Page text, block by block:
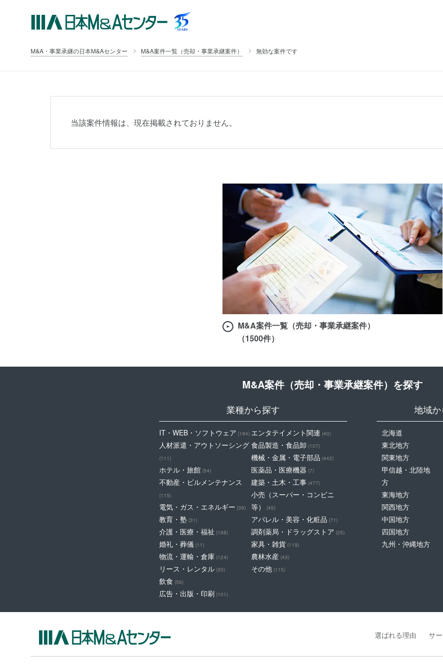
M&A・事業承継の日本M&Aセンター M&A案件一覧（売却・事業承継案件） 無効な案件です
当該案件情報は、現在掲載されておりません。
M&A案件一覧（売却・事業承継案件）
（1500件）
M&A案件（売却・事業承継案件）を探す
業種から探す
IT・WEB・ソフトウェア (184)
人材派遣・アウトソーシング
(111)
ホテル・旅館 (54)
不動産・ビルメンテナンス
(115)
電気・ガス・エネルギー (39)
教育・塾 (31)
介護・医療・福祉 (168)
婚礼・葬儀 (11)
物流・運輸・倉庫 (124)
リース・レンタル (30)
飲食 (56)
広告・出版・印刷 (101)
エンタテイメント関連 (40)
食品製造・食品卸 (107)
機械・金属・電子部品 (442)
医薬品・医療機器 (7)
建築・土木・工事 (477)
小売（スーパー・コンビニ
等）
(45)
アパレル・美容・化粧品 (71)
調剤薬局・ドラッグストア (25)
家具・雑貨 (119)
農林水産 (43)
その他 (115)
地域
北海道
東北地方
関東地方
甲信越・北陸地
方
東海地方
関西地方
中国地方
四国地方
九州・沖縄地方
選ばれる理由 サ